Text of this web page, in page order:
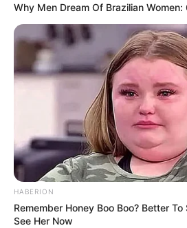
(foto: instagram/
5. Dengan gaya unik, tapi tetap
Why Men Dream Of Brazilian Women:
HABERION
Remember Honey Boo Boo? Better
See Her Now